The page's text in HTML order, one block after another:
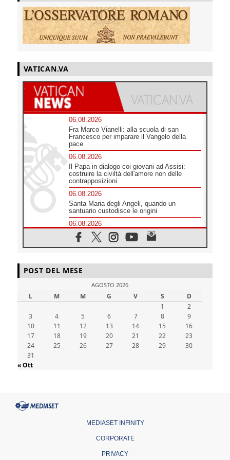
VATICAN.VA
06.08.2026
Fra Marco Vianelli: alla scuola di san
Francesco per imparare il Vangelo della
pace
06.08.2026
Il Papa in dialogo coi giovani ad Assisi:
costruire la civiltà dell'amore non delle
contrapposizioni
06.08.2026
Santa Maria degli Angeli, quando un
santuario custodisce le origini
06.08.2026
Libano, riprendono i colloqui di Roma tra
nuove tensioni e raid nel sud
Medio Oriente, intesa tra Iran e Oman sullo
Stretto di Hormuz
05.08.2026
Il cardinale Parolin in Messico: essere
presenti accanto a emarginati, migranti,
05.08.2026
Pizzaballa ad Assisi: i cristiani stanchi del
tira e molla delle trattative, vogliono pace
05.08.2026
I giovani attendono il Papa ad Assisi: "I
social non saziano, vogliamo cose grandi"
POST DEL MESE
AGOSTO 2026
L M M G V S
D
1
2
3
4 5 6 7 8
9
10
11 12 13 14 15
16
17
18 19 20 21 22
23
24
25 26 27 28 29
30
31
« Ott
MEDIASET INFINITY
CORPORATE
PRIVACY